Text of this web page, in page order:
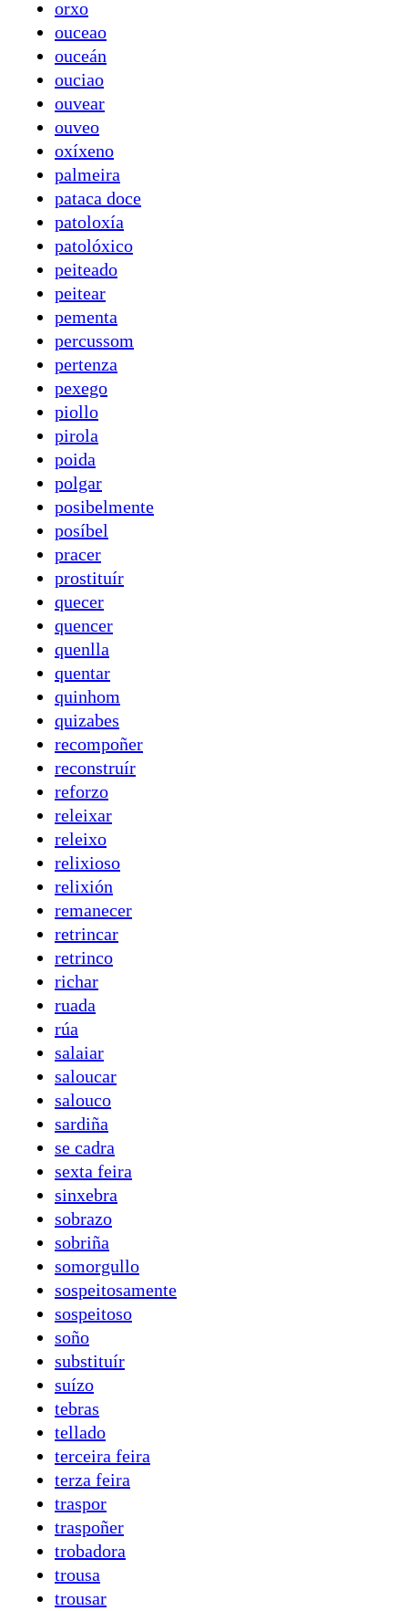
orxo
ouceao
ouceán
ouciao
ouvear
ouveo
oxíxeno
palmeira
pataca doce
patoloxía
patolóxico
peiteado
peitear
pementa
percussom
pertenza
pexego
piollo
pirola
poida
polgar
posibelmente
posíbel
pracer
prostituír
quecer
quencer
quenlla
quentar
quinhom
quizabes
recompoñer
reconstruír
reforzo
releixar
releixo
relixioso
relixión
remanecer
retrincar
retrinco
richar
ruada
rúa
salaiar
saloucar
salouco
sardiña
se cadra
sexta feira
sinxebra
sobrazo
sobriña
somorgullo
sospeitosamente
sospeitoso
soño
substituír
suízo
tebras
tellado
terceira feira
terza feira
traspor
traspoñer
trobadora
trousa
trousar